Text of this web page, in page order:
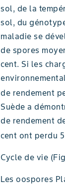
sol, de la
sol, du
maladie se
de spores
cent. Si les
de rendement
Suède a
de rendement
cent ont perdu
Cycle de vie
Les oospores